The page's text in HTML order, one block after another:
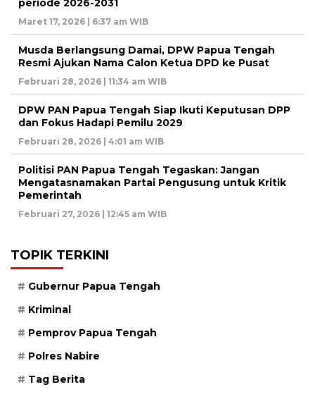
periode 2026-2031
Maret 17, 2026 | 6:37 am WIB
Musda Berlangsung Damai, DPW Papua Tengah
Resmi Ajukan Nama Calon Ketua DPD ke Pusat
Februari 28, 2026 | 11:34 am WIB
DPW PAN Papua Tengah Siap Ikuti Keputusan DPP
dan Fokus Hadapi Pemilu 2029
Februari 28, 2026 | 4:01 am WIB
Politisi PAN Papua Tengah Tegaskan: Jangan
Mengatasnamakan Partai Pengusung untuk Kritik
Pemerintah
Februari 27, 2026 | 12:45 am WIB
TOPIK TERKINI
Gubernur Papua Tengah
Kriminal
Pemprov Papua Tengah
Polres Nabire
Tag Berita